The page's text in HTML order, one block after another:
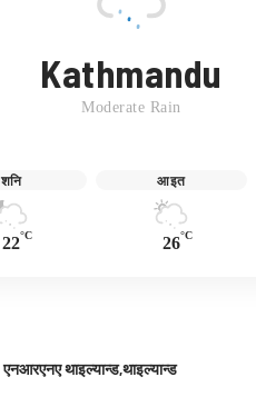
Kathmandu
Moderate Rain
शनि
22°C
आइत
26°C
एनआरएनए थाइल्यान्डथाइल्यान्ड